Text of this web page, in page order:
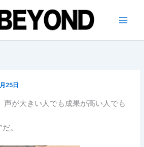
25日
声が大きい人でも成果が高い人でも
。